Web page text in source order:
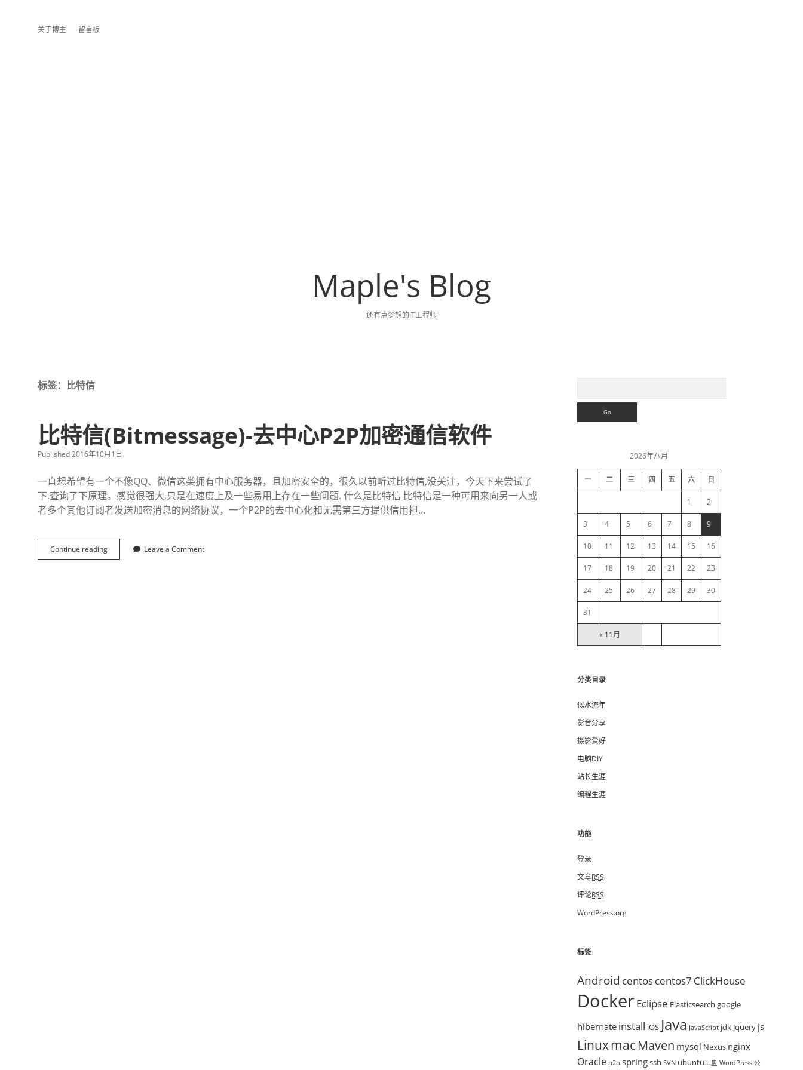
关于博主 留言板
Maple's Blog
还有点梦想的IT工程师
标签：比特信
比特信(Bitmessage)-去中心P2P加密通信软件
Published 2016年10月1日
一直想希望有一个不像QQ、微信这类拥有中心服务器，且加密安全的，很久以前听过比特信,没关注，今天下来尝试了
下.查询了下原理。感觉很强大,只是在速度上及一些易用上存在一些问题. 什么是比特信 比特信是一种可用来向另一人或
者多个其他订阅者发送加密消息的网络协议，一个P2P的去中心化和无需第三方提供信用担…
Continue reading
特
Leave a Comment
i
e
a
r
a
2026年八月
一 二 三 四 五 六 日
« 11月
1 2
3 4 5 6 7 8 9
10 11 12 13 14 15 16
17 18 19 20 21 22 23
24 25 26 27 28 29 30
31
分类目录
似水流年
影音分享
摄影爱好
电脑DIY
站长生涯
编程生涯
功能
登录
文章RSS
评论RSS
WordPress.org
标签
Android centoscentos7 ClickHouse
DockerEclipse Elasticsearch google
hibernate install iOS Java JavaScript jdk Jquery js
LinuxmacMaven mysql Nexus nginx
Oracle p2p springssh SVN ubuntu U盘 WordPress 公